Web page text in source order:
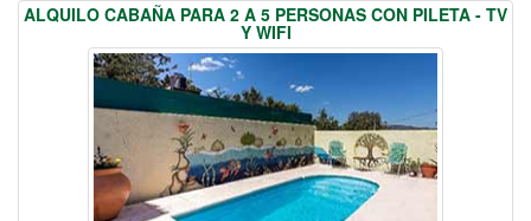
ALQUILO CABAÑA PARA 2 A 5 PERSONAS CON PILETA - TV
Y WIFI